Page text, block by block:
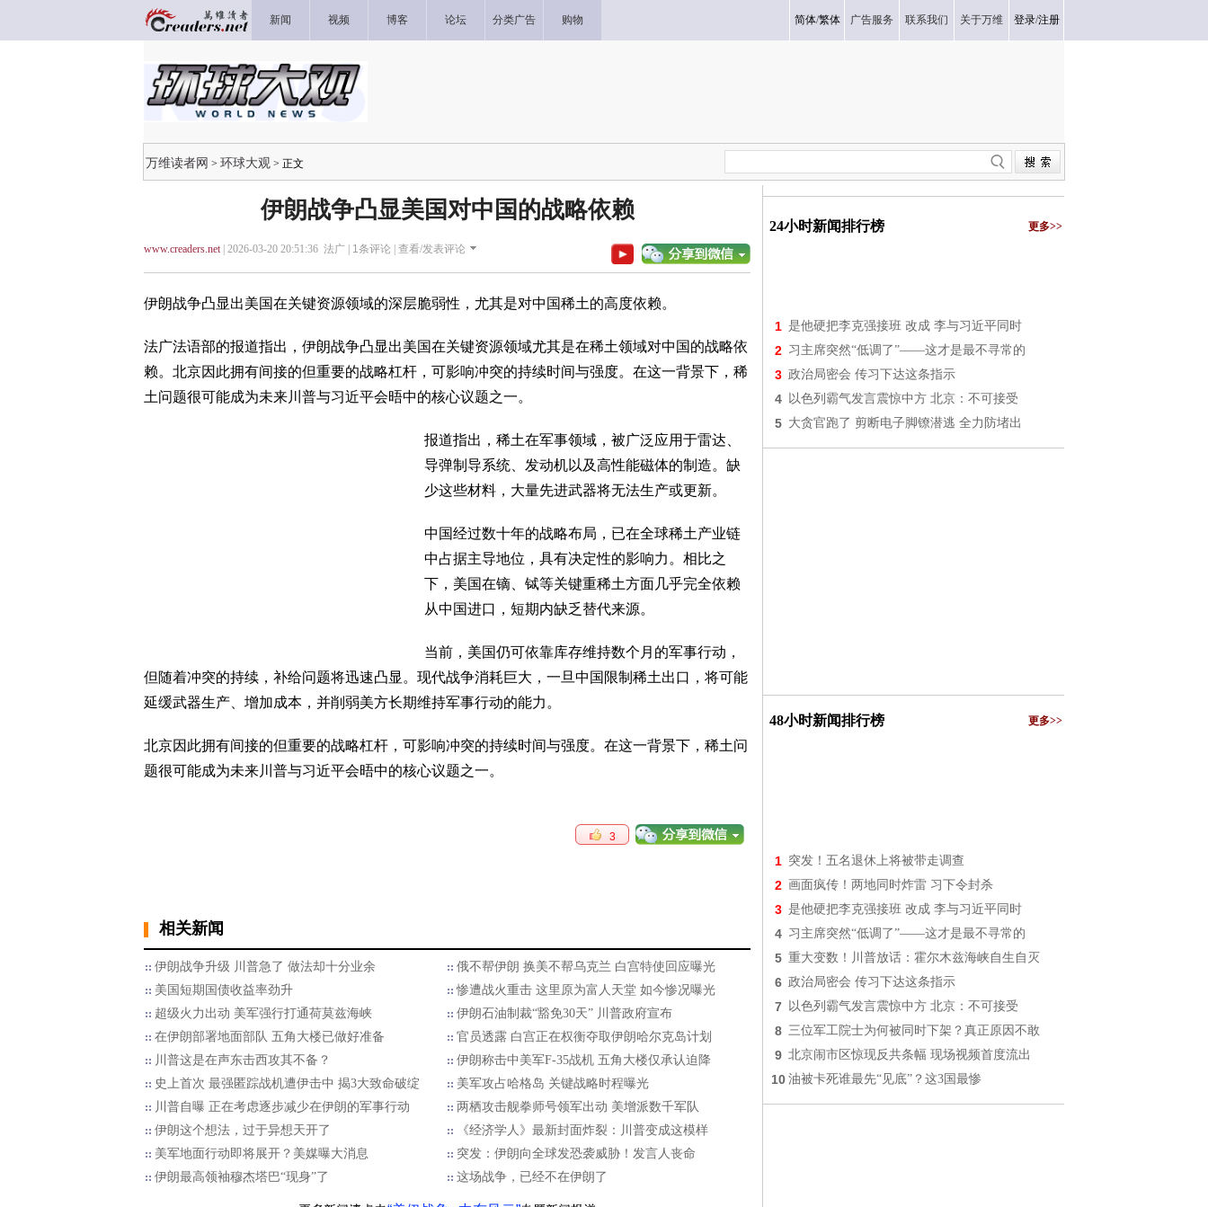
新闻 视频 博客 论坛 分类广告 购物 简体/繁体 广告服务 联系我们 关于万维 登录/注册
万维读者网 > 环球大观 > 正文
伊朗战争凸显美国对中国的战略依赖
www.creaders.net| 2026-03-20 20:51:36 法广 | 1条评论 | 查看/发表评论
伊朗战争凸显出美国在关键资源领域的深层脆弱性，尤其是对中国稀土的高度依赖。
法广法语部的报道指出，伊朗战争凸显出美国在关键资源领域尤其是在稀土领域对中国的战略依
赖。北京因此拥有间接的但重要的战略杠杆，可影响冲突的持续时间与强度。在这一背景下，稀
土问题很可能成为未来川普与习近平会晤中的核心议题之一。
报道指出，稀土在军事领域，被广泛应用于雷达、
导弹制导系统、发动机以及高性能磁体的制造。缺
少这些材料，大量先进武器将无法生产或更新。
中国经过数十年的战略布局，已在全球稀土产业链
中占据主导地位，具有决定性的影响力。相比之
下，美国在镝、铽等关键重稀土方面几乎完全依赖
从中国进口，短期内缺乏替代来源。
当前，美国仍可依靠库存维持数个月的军事行动，
但随着冲突的持续，补给问题将迅速凸显。现代战争消耗巨大，一旦中国限制稀土出口，将可能
延缓武器生产、增加成本，并削弱美方长期维持军事行动的能力。
北京因此拥有间接的但重要的战略杠杆，可影响冲突的持续时间与强度。在这一背景下，稀土问
题很可能成为未来川普与习近平会晤中的核心议题之一。
3
相关新闻
伊朗战争升级 川普急了 做法却十分业余
俄不帮伊朗 换美不帮乌克兰 白宫特使回应曝光
美国短期国债收益率劲升
惨遭战火重击 这里原为富人天堂 如今惨况曝光
超级火力出动 美军强行打通荷莫兹海峡
伊朗石油制裁“豁免30天” 川普政府宣布
在伊朗部署地面部队 五角大楼已做好准备
官员透露 白宫正在权衡夺取伊朗哈尔克岛计划
川普这是在声东击西攻其不备？
伊朗称击中美军F-35战机 五角大楼仅承认迫降
史上首次 最强匿踪战机遭伊击中 揭3大致命破绽
美军攻占哈格岛 关键战略时程曝光
川普自曝 正在考虑逐步减少在伊朗的军事行动
两栖攻击舰拳师号领军出动 美增派数千军队
伊朗这个想法，过于异想天开了
《经济学人》最新封面炸裂：川普变成这模样
美军地面行动即将展开？美媒曝大消息
突发：伊朗向全球发恐袭威胁！发言人丧命
伊朗最高领袖穆杰塔巴“现身”了
这场战争，已经不在伊朗了
24小时新闻排行榜 更多>>
1 是他硬把李克强接班 改成 李与习近平同时
2 习主席突然“低调了”——这才是最不寻常的
3 政治局密会 传习下达这条指示
4 以色列霸气发言震惊中方 北京：不可接受
5 大贪官跑了 剪断电子脚镣潜逃 全力防堵出
48小时新闻排行榜 更多>>
1 突发！五名退休上将被带走调查
2 画面疯传！两地同时炸雷 习下令封杀
3 是他硬把李克强接班 改成 李与习近平同时
4 习主席突然“低调了”——这才是最不寻常的
5 重大变数！川普放话：霍尔木兹海峡自生自灭
6 政治局密会 传习下达这条指示
7 以色列霸气发言震惊中方 北京：不可接受
8 三位军工院士为何被同时下架？真正原因不敢
9 北京闹市区惊现反共条幅 现场视频首度流出
10 油被卡死谁最先“见底”？这3国最惨